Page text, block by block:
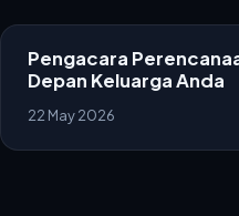
Pengacara
Depan Keluarga Anda
22 May 2026